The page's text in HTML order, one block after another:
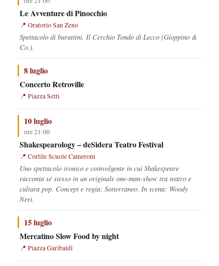
Le Avventure di Pinocchio
Oratorio San Zeno
Spettacolo di burattini. Il Cerchio Tondo di Lecco (Gioppino &
Co.).
8 luglio
Concerto Retroville
Piazza Setti
10 luglio
ore 21:00
Shakespearology – deSidera Teatro Festival
Cortile Scuole Cameroni
Uno spettacolo ironico e coinvolgente in cui Shakespeare
racconta sé stesso in un originale one-man-show tra teatro e
cultura pop. Concept e regia: Sotterraneo. In scena: Woody
Neri.
15 luglio
Mercatino Slow Food by night
Piazza Garibaldi